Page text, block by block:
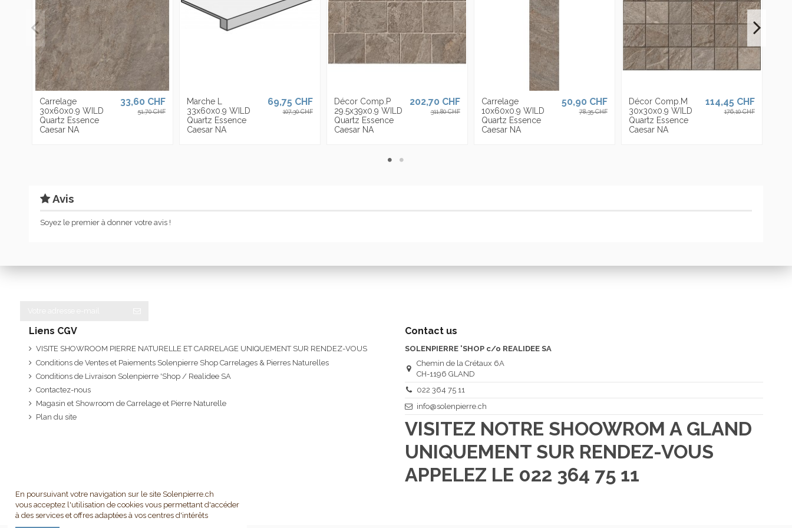
Carrelage
30x60x0.9 WILD
Quartz Essence
Caesar NA
33,60 CHF
51,70 CHF
Marche L
33x60x0.9 WILD
Quartz Essence
Caesar NA
69,75 CHF
107,30 CHF
Décor Comp.P
29.5x39x0.9 WILD
Quartz Essence
Caesar NA
202,70 CHF
311,80 CHF
Carrelage
10x60x0.9 WILD
Quartz Essence
Caesar NA
50,90 CHF
78,35 CHF
Décor Comp.M
30x30x0.9 WILD
Quartz Essence
Caesar NA
114,45 CHF
176,10 CHF
Avis
Soyez le premier à donner votre avis !
Liens CGV
VISITE SHOWROOM PIERRE NATURELLE ET CARRELAGE UNIQUEMENT SUR RENDEZ-VOUS
Conditions de Ventes et Paiements Solenpierre Shop Carrelages & Pierres Naturelles
Conditions de Livraison Solenpierre 'Shop / Realidee SA
Contactez-nous
Magasin et Showroom de Carrelage et Pierre Naturelle
Plan du site
Contact us
SOLENPIERRE 'SHOP c/o REALIDEE SA
Chemin de la Crétaux 6A
CH-1196 GLAND
022 364 75 11
info@solenpierre.ch
VISITEZ NOTRE SHOOWROM A GLAND
UNIQUEMENT SUR RENDEZ-VOUS
APPELEZ LE 022 364 75 11
En poursuivant votre navigation sur le site Solenpierre.ch
vous acceptez l'utilisation de cookies vous permettant d'accéder
à des services et offres adaptées à vos centres d'intérêts